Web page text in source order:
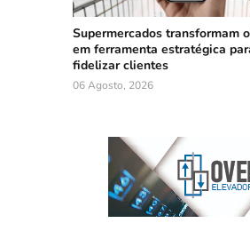
Supermercados transformam
em ferramenta estratégica
fidelizar clientes
06 Agosto, 2026